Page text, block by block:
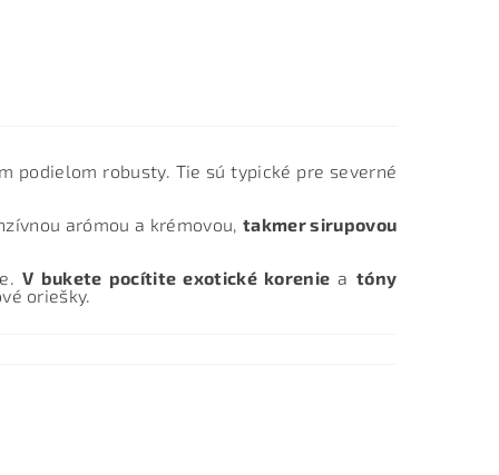
podielom robusty. Tie sú typické pre severné
arómou a krémovou, takmer sirupovou
V bukete pocítite exotické korenie a tóny
oriešky.